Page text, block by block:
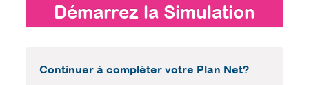
Démarrez la Simulation
Continuer à compléter votre Plan Net?